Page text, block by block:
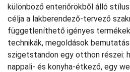
különböző enteriőrökből álló
célja a lakberendező-tervező
függetleníthető igényes
technikák, megoldások
szigetstandon egy otthon részei:
nappali- és konyha-étkező, egy